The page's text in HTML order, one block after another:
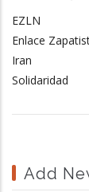
EZLN
Enlace
Iran
Solidaridad
Add